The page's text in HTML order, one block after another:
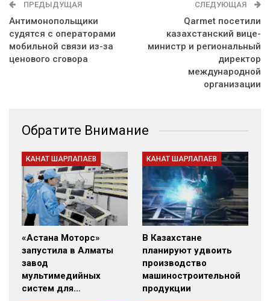
ПРЕДЫДУЩАЯ
Антимонопольщики
судятся с операторами
мобильной связи из-за
ценового сговора
СЛЕДУЮЩАЯ
Qarmet посетили
казахстанский вице-
министр и региональный
директор
международной
организации
Обратите Внимание
КАНАТ ШАРЛАПАЕВ
«Астана Моторс»
запустила в Алматы
завод
мультимедийных
систем для…
КАНАТ ШАРЛАПАЕВ
В Казахстане
планируют удвоить
производство
машиностроительной
продукции